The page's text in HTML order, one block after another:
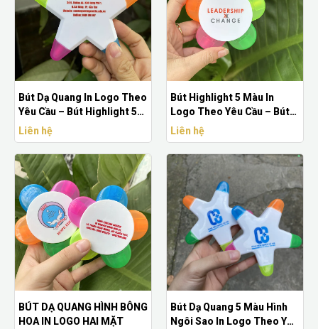
Bút Dạ Quang In Logo Theo
Yêu Cầu – Bút Highlight 5
Màu Hình Ngôi Sao
Liên hệ
Bút Highlight 5 Màu In
Logo Theo Yêu Cầu – Bút
Dạ Quang Quảng Cáo
Liên hệ
BÚT DẠ QUANG HÌNH BÔNG
HOA IN LOGO HAI MẶT
Bút Dạ Quang 5 Màu Hình
Ngôi Sao In Logo Theo Yêu